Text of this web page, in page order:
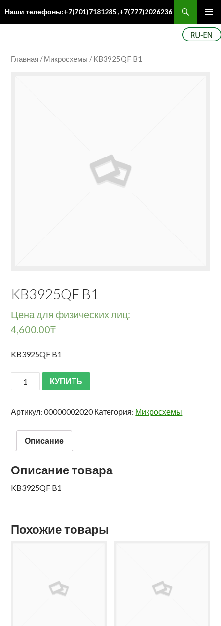
Наши телефоны:+7(701)7181285 ,+7(777)2026236
Главная /Микросхемы / KB3925QF B1
KB3925QF B1
Цена для физических лиц:
4,600.00₸
KB3925QF B1
КУПИТЬ
Артикул:00000002020Категория: Микросхемы
Описание
Описание товара
KB3925QF B1
Похожие товары